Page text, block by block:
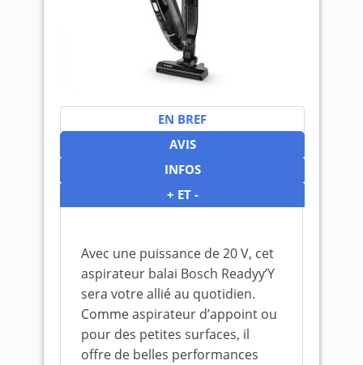
EN BREF
AVIS
INFOS
+ ET -
Avec une puissance de 20 V, cet
aspirateur balai Bosch Readyy’Y
sera votre allié au quotidien.
Comme aspirateur d’appoint ou
pour des petites surfaces, il
offre de belles performances